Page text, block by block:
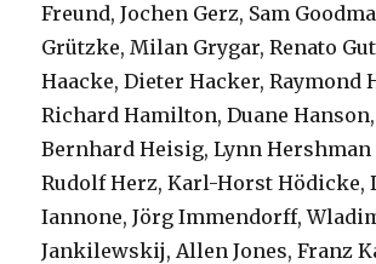
Freund, Jochen Gerz, Sam
Grützke, Milan Grygar, Renato
Haacke, Dieter Hacker, Raymond
Richard Hamilton, Duane
Bernhard Heisig, Lynn Hershman
Rudolf Herz, Karl-Horst Hödicke,
Iannone, Jörg Immendorff,
Jankilewskij, Allen Jones, Franz